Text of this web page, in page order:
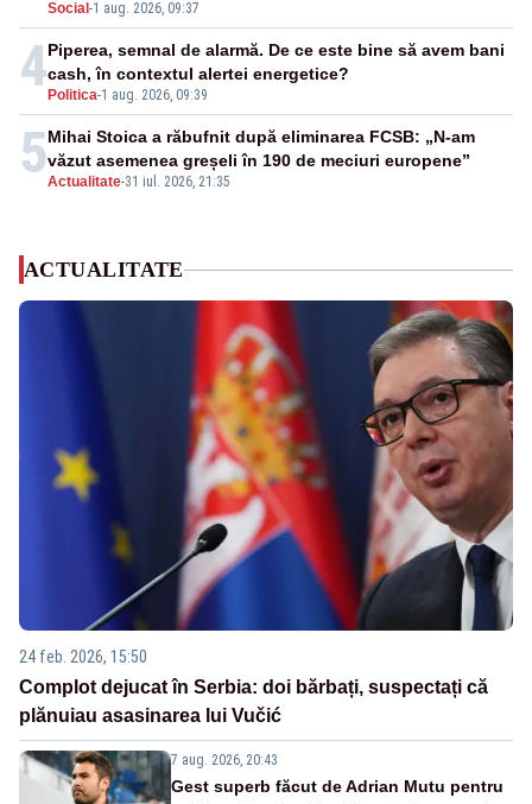
Social -1 aug. 2026, 09:37
4 Politica-1 aug. 2026, 09:39
Piperea, semnal de alarmă. De ce este bine să avem bani
cash, în contextul alertei energetice?
5Actualitate-31 iul. 2026, 21:35
Mihai Stoica a răbufnit după eliminarea FCSB: „N-am
văzut asemenea greșeli în 190 de meciuri europene”
ACTUALITATE
24 feb. 2026, 15:50
Complot dejucat în Serbia: doi bărbați, suspectați că
plănuiau asasinarea lui Vučić
7 aug. 2026, 20:43
Gest superb făcut de Adrian Mutu pentru